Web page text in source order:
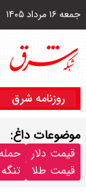
جمعه ۱۶ مرداد ۱۴۰۵
روزنامه شرق
موضوعات داغ:
قیمت دلار
قیمت طلا